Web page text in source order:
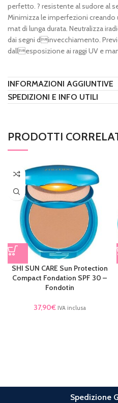
perfetto. ? resistente al sudore al
Minimizza le imperfezioni
mat di lunga durata. Neutralizza
dai segni dinvecchiamento.
dallesposizione ai raggi UV e
INFORMAZIONI AGGIUNTIVE
SPEDIZIONI E INFO UTILI
PRODOTTI
SHI SUN CARE Sun Protection
Compact Fondation SPF 30 –
Fondotin
37,90€ IVA inclusa
Spedizione